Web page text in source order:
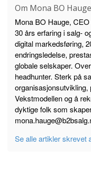
Om Mona BO Hauge
Mona BO Hauge,
30 års erfaring i salg-
digital markedsføring,
endringsledelse,
globale selskaper.
headhunter. Sterk på
Vekstmodellen og å
dyktige folk som
Se alle artikler skrevet